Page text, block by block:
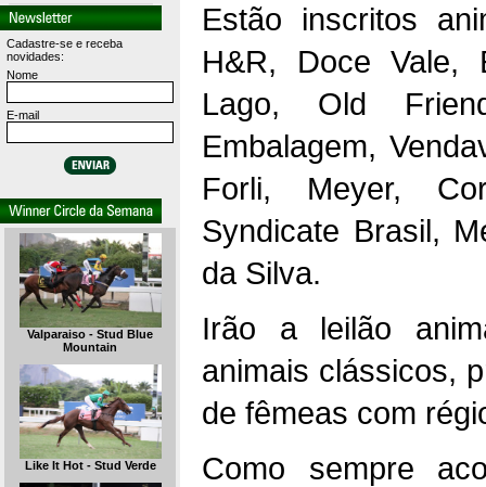
Cadastre-se e receba
novidades:
Nome
E-mail
Valparaiso - Stud Blue
Mountain
Like It Hot - Stud Verde
Estão inscritos
H&R, Doce Vale,
Lago, Old
Embalagem,
Forli, Meyer,
Syndicate Brasil,
da Silva.
Irão a leilão
animais clássicos,
de fêmeas com
Como sempre